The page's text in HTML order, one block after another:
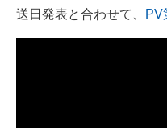
スマホと通信の最新トレンド
送日発表と合わせて、
PV